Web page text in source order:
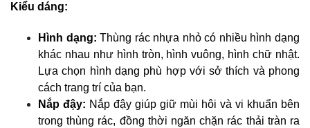
Kiểu dáng:
Hình dạng: Thùng rác nhựa nhỏ có nhiều hình dạng
khác nhau như hình tròn, hình vuông, hình chữ nhật.
Lựa chọn hình dạng phù hợp với sở thích và phong
cách trang trí của bạn.
Nắp đậy: Nắp đậy giúp giữ mùi hôi và vi khuẩn bên
trong thùng rác, đồng thời ngăn chặn rác thải tràn ra